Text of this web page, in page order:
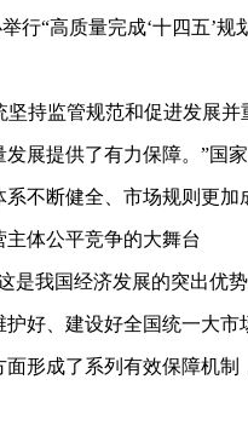
行“高质量完成‘十四五’规
坚持监管规范和促进发展
展提供了有力保障。”国
不断健全、市场规则更加
体公平竞争的大舞台
是我国经济发展的突出优
好、建设好全国统一大市
形成了系列有效保障机